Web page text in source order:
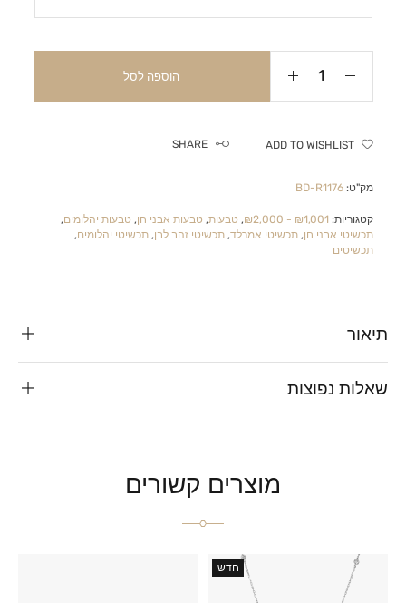
הוספה לסל
ADD TO WISHLIST
SHARE
מק"ט:BD-R1176
קטגוריות:₪1,001 - ₪2,000
, טבעות, טבעות אבני חן, טבעות יהלומים,
תכשיטי אבני חן,תכשיטי אמרלד,תכשיטי זהב לבן,תכשיטי יהלומים,
תכשיטים
תיאור
שאלות נפוצות
מוצרים קשורים
חדש